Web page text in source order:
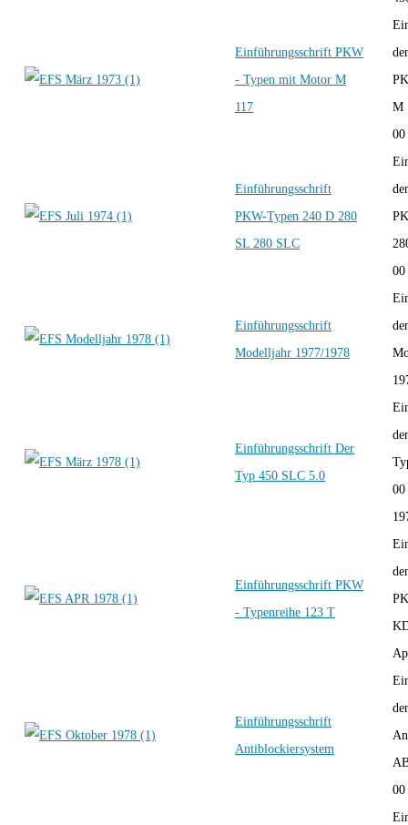
Einführungsschrift PKW
- Typen mit Motor M
117
M
Einführungsschrift
PKW-Typen 240 D 280
SL 280 SLC
00
Einführungsschrift
Modelljahr 1977/1978
Einführungsschrift Der
Typ 450 SLC 5.0
Einführungsschrift PKW
- Typenreihe 123 T
Einführungsschrift
Antiblockiersystem
00